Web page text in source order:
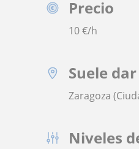
Precio
10€/h
Suele
Zaragoza
Niveles